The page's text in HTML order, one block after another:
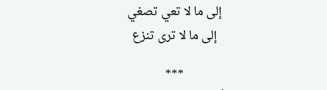
إلى ما لا تعي تصغي
إلى ما لا ترى تنزع
***